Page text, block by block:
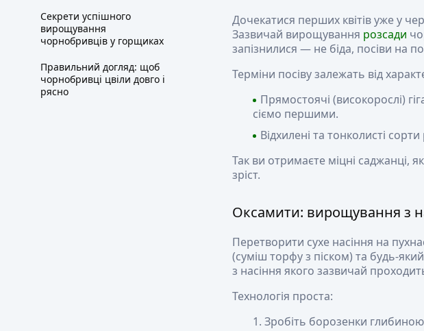
Секрети успішного
вирощування
чорнобривців у горщиках
Правильний догляд: щоб
чорнобривці цвіли довго і
рясно
Дочекатися перших квітів уже у
Зазвичай вирощування розсади
запізнилися — не біда, посіви на
Терміни посіву залежать від
Прямостоячі (високорослі)
сіємо першими.
Відхилені та тонколисті
Так ви отримаєте міцні саджанці,
зріст.
Оксамити: вирощування з
Перетворити сухе насіння на
(суміш торфу з піском) та будь-
з насіння якого зазвичай
Технологія проста:
Зробіть борозенки